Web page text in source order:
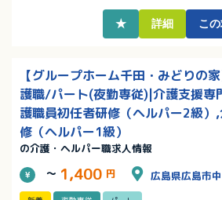
★ 詳細 こ
【グループホーム千田・みどりの
護職/パート(夜勤専従)|介護支援専
護職員初任者研修（ヘルパー2級）
修（ヘルパー1級）
の介護・ヘルパー職求人情報
～ 1,400 円 広島県広島市